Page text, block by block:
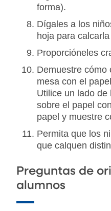
forma).
Dígales a los
hoja para
Proporcióneles
Demuestre cómo
mesa con el
Utilice un lado
sobre el papel
papel y muestre
Permita que los
que calquen
Preguntas de
alumnos